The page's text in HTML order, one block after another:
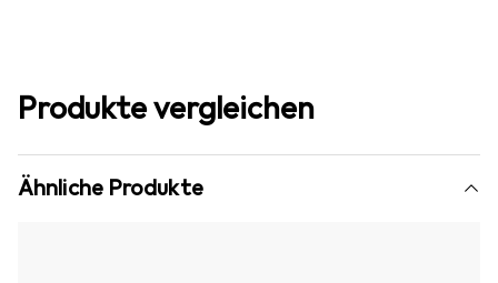
Produkte vergleichen
Ähnliche Produkte